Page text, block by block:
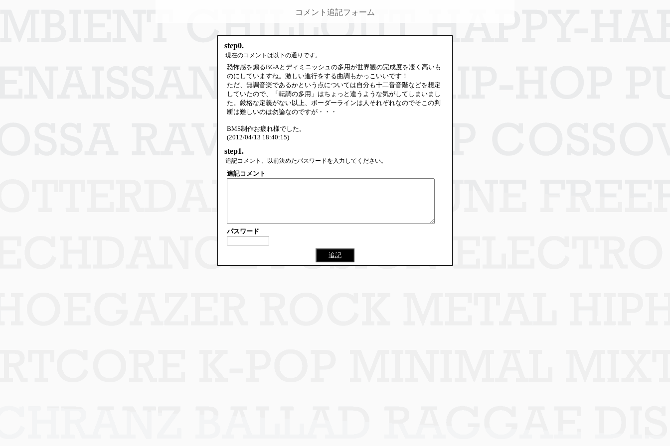
コメント追記フォーム
step0.
現在のコメントは以下の通りです。
恐怖感を煽るBGAとディミニッシュの多用が世界観の完成度を凄く高いも
のにしていますね。激しい進行をする曲調もかっこいいです！
ただ、無調音楽であるかという点については自分も十二音音階などを想定
していたので、「転調の多用」はちょっと違うような気がしてしまいまし
た。厳格な定義がない以上、ボーダーラインは人それぞれなのでそこの判
断は難しいのは勿論なのですが・・・
BMS制作お疲れ様でした。
(2012/04/13 18:40:15)
step1.
追記コメント、以前決めたパスワードを入力してください。
追記コメント
パスワード
追記